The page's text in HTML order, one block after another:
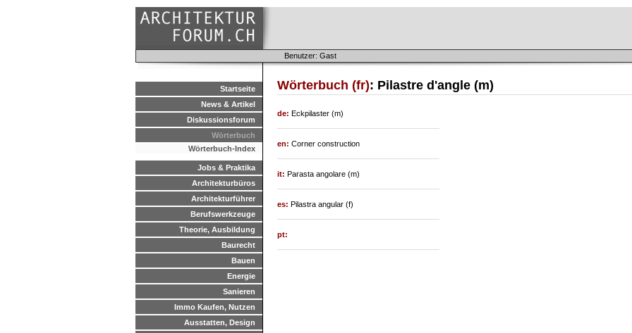
Benutzer: Gast
Startseite
News & Artikel
Diskussionsforum
Wörterbuch
Wörterbuch-Index
Jobs & Praktika
Architekturbüros
Architekturführer
Berufswerkzeuge
Theorie, Ausbildung
Baurecht
Bauen
Energie
Sanieren
Immo Kaufen, Nutzen
Ausstatten, Design
Wörterbuch (fr): Pilastre d'angle (m)
de: Eckpilaster (m)
en: Corner construction
it: Parasta angolare (m)
es: Pilastra angular (f)
pt: